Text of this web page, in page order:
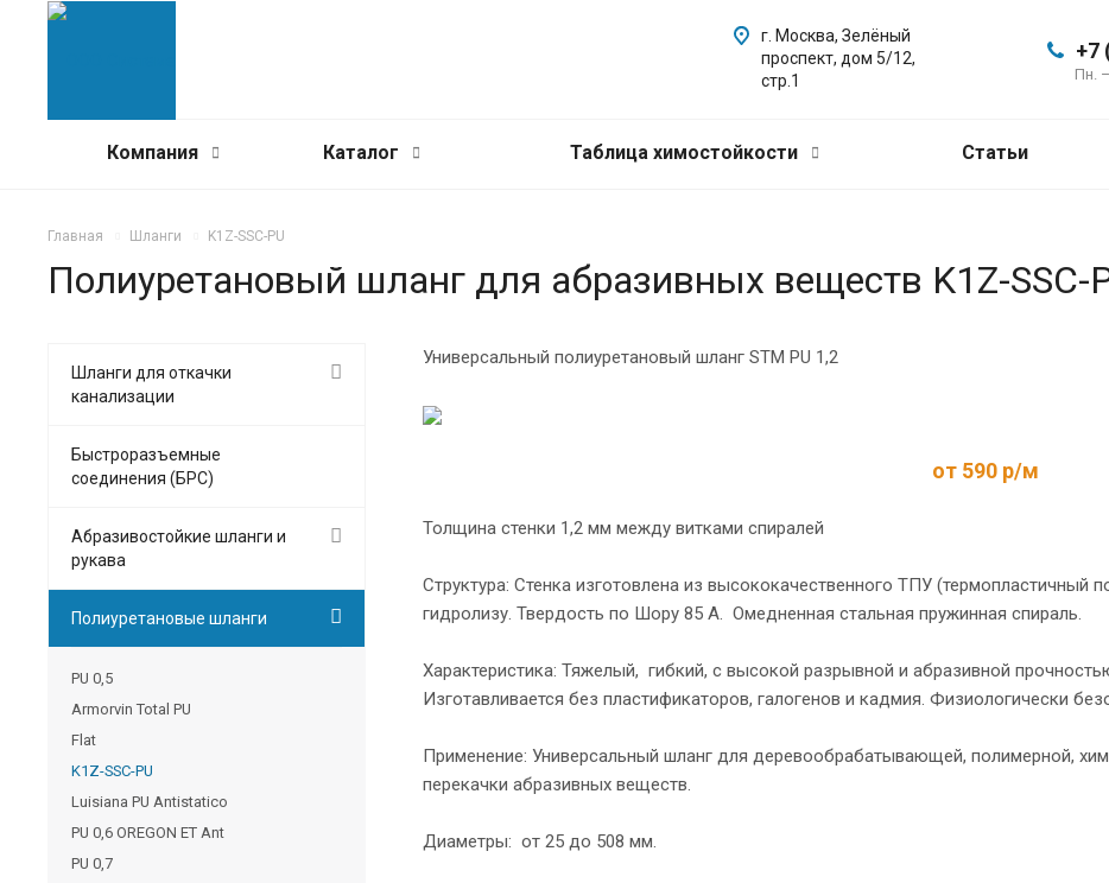
+7
Пн.
г. Москва, Зелёный
проспект, дом 5/12,
стр.1
Компания Каталог Таблица химостойкости Статьи
Главная Шланги K1Z-SSC-PU
Полиуретановый шланг для абразивных веществ K1Z-SSC-
Универсальный полиуретановый шланг STM PU 1,2
от 590 р/м
Толщина стенки 1,2 мм между витками спиралей
Структура: Стенка изготовлена из высококачественного ТПУ (термопластичный
гидролизу. Твердость по Шору 85 А. Омедненная стальная пружинная спираль.
Характеристика: Тяжелый, гибкий, c высокой разрывной и абразивной
Изготавливается без пластификаторов, галогенов и кадмия. Физиологически
Применение: Универсальный шланг для деревообрабатывающей, полимерной,
перекачки абразивных веществ.
Диаметры: от 25 до 508 мм.
Шланги для откачки
канализации
Быстроразъемные
соединения (БРС)
Абразивостойкие шланги и
рукава
Полиуретановые шланги
PU 0,5
Armorvin Total PU
Flat
K1Z-SSC-PU
Luisiana PU Antistatico
PU 0,6 OREGON ET Ant
PU 0,7